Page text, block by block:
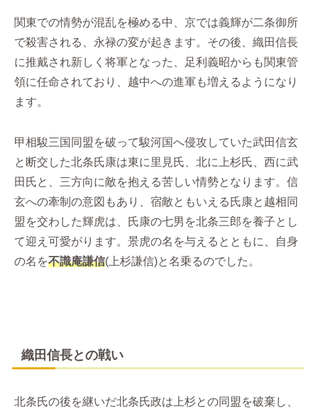
関東での情勢が混乱を極める中、京では義輝が二条御所
で殺害される、永禄の変が起きます。その後、織田信長
に推戴され新しく将軍となった、足利義昭からも関東管
領に任命されており、越中への進軍も増えるようになり
ます。
甲相駿三国同盟を破って駿河国へ侵攻していた武田信玄
と断交した北条氏康は東に里見氏、北に上杉氏、西に武
田氏と、三方向に敵を抱える苦しい情勢となります。信
玄への牽制の意図もあり、宿敵ともいえる氏康と越相同
盟を交わした輝虎は、氏康の七男を北条三郎を養子とし
て迎え可愛がります。景虎の名を与えるとともに、自身
の名を不識庵謙信(上杉謙信)と名乗るのでした。
織田信長との戦い
北条氏の後を継いだ北条氏政は上杉との同盟を破棄し、